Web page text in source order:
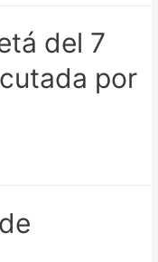
del 7
por